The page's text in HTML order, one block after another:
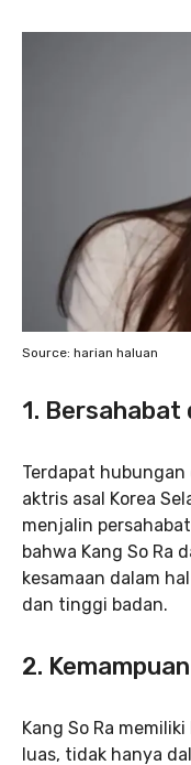
Source: harian haluan
1. Bersahabat
Terdapat hubungan
aktris asal Korea
menjalin
bahwa Kang So Ra
kesamaan dalam
dan tinggi badan.
2.
Kang So Ra
luas, tidak hanya